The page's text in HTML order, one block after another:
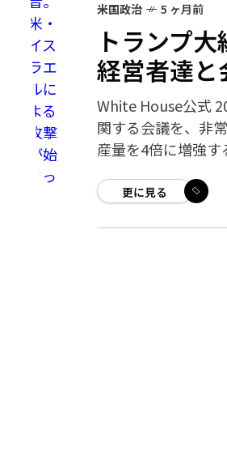
米国政治 5 ヶ月前
トランプ
経営者達と
White House公式
関する会議を、非
産量を4倍に増強
更に見る